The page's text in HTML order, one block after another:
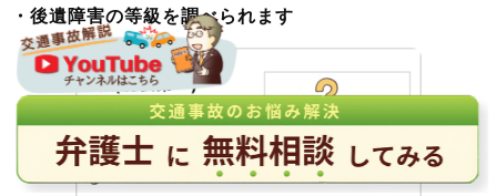
・後遺障害の等級を調べられます